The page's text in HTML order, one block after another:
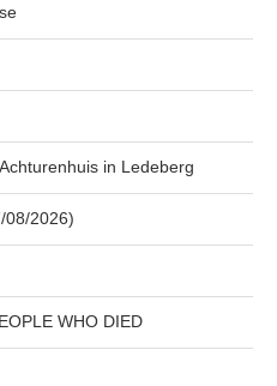
in Ledeberg
08/2026)
WHO DIED